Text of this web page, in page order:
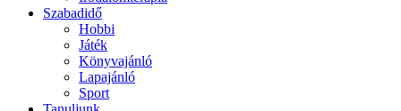
Szabadidő
Hobbi
Játék
Könyvajánló
Lapajánló
Sport